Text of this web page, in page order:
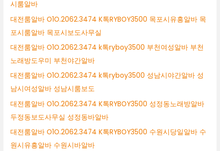
시룸알바
대전룸알바 O1O.2062.3474 K톡RYBOY3500 목포시유흥알바 목
포시룸알바 목포시보도사무실
대전룸알바 O1O.2062.3474 k톡ryboy3500 부천여성알바 부천
노래방도우미 부천야간알바
대전룸알바 O1O.2062.3474 k톡ryboy3500 성남시야간알바 성
남시여성알바 성남시룸보도
대전룸알바 O1O.2062.3474 K톡RYBOY3500 성정동노래방알바
두정동보도사무실 성정동바알바
대전룸알바 O1O.2062.3474 K톡RYBOY3500 수원시당일알바 수
원시유흥알바 수원시바알바